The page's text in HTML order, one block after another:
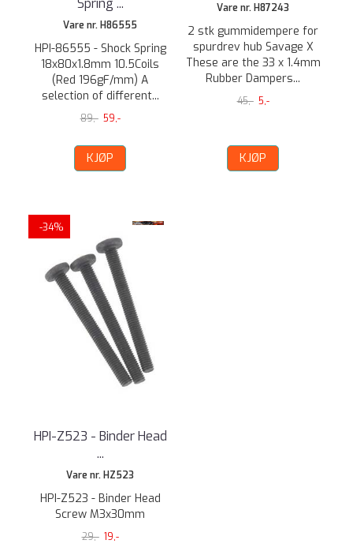
Spring ...
Vare nr. H86555
HPI-86555 - Shock Spring
18x80x1.8mm 10.5Coils
(Red 196gF/mm) A
selection of different...
89,- 59,-
KJØP
Vare nr. H87243
2 stk gummidempere for
spurdrev hub Savage X
These are the 33 x 1.4mm
Rubber Dampers...
45,- 5,-
KJØP
-34%
HPI-Z523 - Binder Head
...
Vare nr. HZ523
HPI-Z523 - Binder Head
Screw M3x30mm
29,- 19,-